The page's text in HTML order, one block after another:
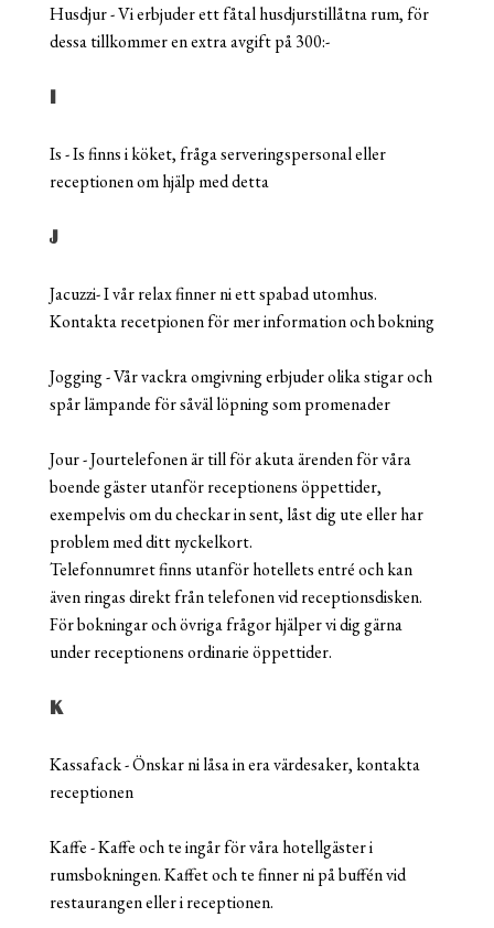
Husdjur - Vi erbjuder ett fåtal husdjurstillåtna rum, för
dessa tillkommer en extra avgift på 300:-
I
Is - Is finns i köket, fråga serveringspersonal eller
receptionen om hjälp med detta
J
Jacuzzi- I vår relax finner ni ett spabad utomhus.
Kontakta recetpionen för mer information och bokning
Jogging - Vår vackra omgivning erbjuder olika stigar och
spår lämpande för såväl löpning som promenader
Jour - Jourtelefonen är till för akuta ärenden för våra
boende gäster utanför receptionens öppettider,
exempelvis om du checkar in sent, låst dig ute eller har
problem med ditt nyckelkort.
Telefonnumret finns utanför hotellets entré och kan
även ringas direkt från telefonen vid receptionsdisken.
För bokningar och övriga frågor hjälper vi dig gärna
under receptionens ordinarie öppettider.
K
Kassafack - Önskar ni låsa in era värdesaker, kontakta
receptionen
Kaffe - Kaffe och te ingår för våra hotellgäster i
rumsbokningen. Kaffet och te finner ni på buffén vid
restaurangen eller i receptionen.